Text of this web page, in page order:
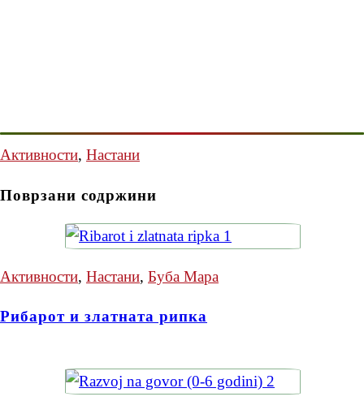
Активности, Настани
Поврзани содржини
Активности, Настани, Буба Мара
Рибарот и златната рипка